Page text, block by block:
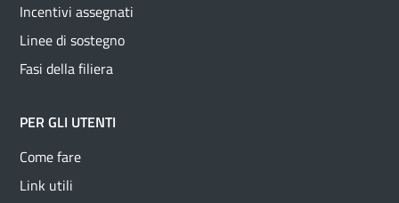
Incentivi assegnati
Linee di sostegno
Fasi della filiera
PER GLI UTENTI
Come fare
Link utili